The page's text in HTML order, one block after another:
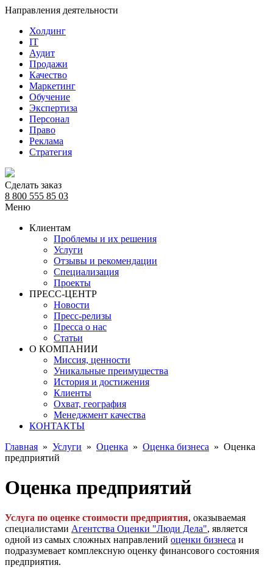
Направления деятельности
Холдинг
IT
Аудит
Продажи
Качество
Маркетинг
Обучение
Экспертиза
Персонал
Право
Реклама
Стратегия
Сделать заказ
8 800 555 85 03
Меню
Клиентам
Проблемы и их решения
Услуги
Отзывы и рекомендации
Специализация
Проекты
ПРЕСС-ЦЕНТР
Новости
Пресс-релизы
Пресса о нас
Статьи
О КОМПАНИИ
Миссия, ценности
Уникальные преимущества
История и достижения
Клиенты
Охват, география
Менеджмент качества
КОНТАКТЫ
Главная » Услуги » Оценка » Оценка бизнеса » Оценка
предприятий
Оценка предприятий
Услуга по оценке стоимости предприятия, оказываемая
специалистами Агентства Оценки "Люди Дела", является
одной из самых сложных направлений оценки бизнеса и
подразумевает комплексную оценку финансового состояния
предприятия.